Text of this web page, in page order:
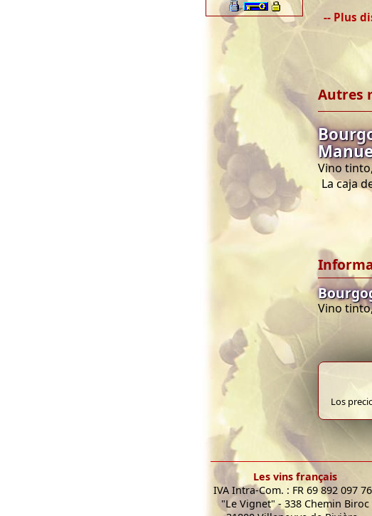
-- Plus
Autres
Vino
La caja
Vino
Los
Les vins français
IVA Intra-Com. : FR 69 892 097
"Le Vignet" - 338 Chemin Biroc